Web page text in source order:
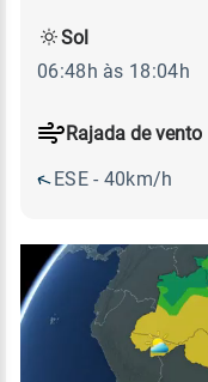
Rajada de vento
ESE - 40km/h
Sol
06:48h às 18:04h